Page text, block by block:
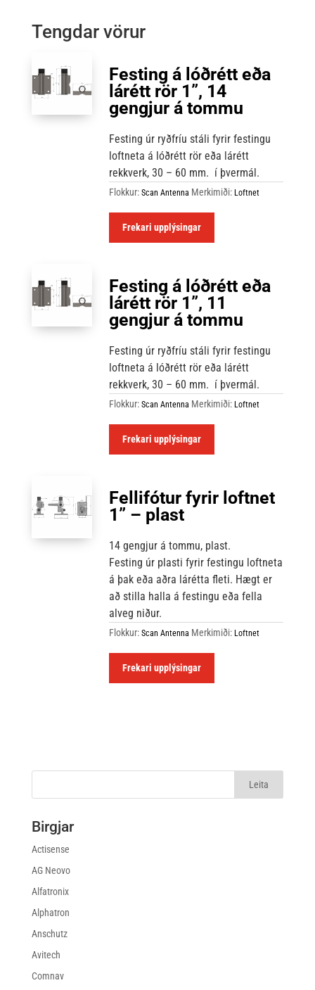
Tengdar vörur
Festing á lóðrétt eða
lárétt rör 1”, 14
gengjur á tommu
Festing úr ryðfríu stáli fyrir festingu
loftneta á lóðrétt rör eða lárétt
rekkverk, 30 – 60 mm. í þvermál.
Flokkur:Scan Antenna Merkimiði: Loftnet
Frekari upplýsingar
Festing á lóðrétt eða
lárétt rör 1”, 11
gengjur á tommu
Festing úr ryðfríu stáli fyrir festingu
loftneta á lóðrétt rör eða lárétt
rekkverk, 30 – 60 mm. í þvermál.
Flokkur:Scan Antenna Merkimiði: Loftnet
Frekari upplýsingar
Fellifótur fyrir loftnet
1” – plast
14 gengjur á tommu, plast.
Festing úr plasti fyrir festingu loftneta
á þak eða aðra lárétta fleti. Hægt er
að stilla halla á festingu eða fella
alveg niður.
Flokkur:Scan Antenna Merkimiði: Loftnet
Frekari upplýsingar
Birgjar
Actisense
AG Neovo
Alfatronix
Alphatron
Anschutz
Avitech
Comnav